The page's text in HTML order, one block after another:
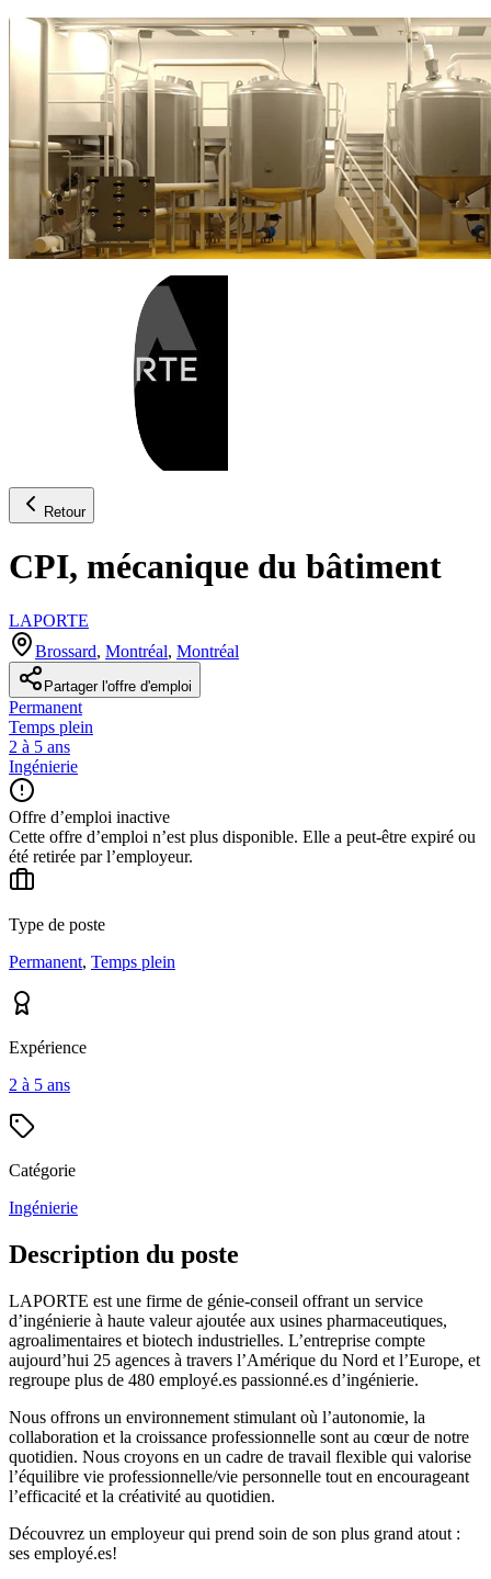
Retour
CPI, mécanique du bâtiment
LAPORTE
Brossard, Montréal, Montréal
Partager l'offre d'emploi
Permanent
Temps plein
2 à 5 ans
Ingénierie
Offre d’emploi inactive
Cette offre d’emploi n’est plus disponible. Elle a peut-être expiré ou
été retirée par l’employeur.
Type de poste
Permanent, Temps plein
Expérience
2 à 5 ans
Catégorie
Ingénierie
Description du poste
LAPORTE est une firme de génie-conseil offrant un service
d’ingénierie à haute valeur ajoutée aux usines pharmaceutiques,
agroalimentaires et biotech industrielles. L’entreprise compte
aujourd’hui 25 agences à travers l’Amérique du Nord et l’Europe, et
regroupe plus de 480 employé.es passionné.es d’ingénierie.
Nous offrons un environnement stimulant où l’autonomie, la
collaboration et la croissance professionnelle sont au cœur de notre
quotidien. Nous croyons en un cadre de travail flexible qui valorise
l’équilibre vie professionnelle/vie personnelle tout en encourageant
l’efficacité et la créativité au quotidien.
Découvrez un employeur qui prend soin de son plus grand atout :
ses employé.es!